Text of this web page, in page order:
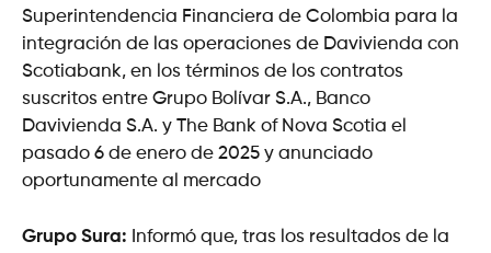
Superintendencia Financiera de Colombia para la
integración de las operaciones de Davivienda con
Scotiabank, en los términos de los contratos
suscritos entre Grupo Bolívar S.A., Banco
Davivienda S.A. y The Bank of Nova Scotia el
pasado 6 de enero de 2025 y anunciado
oportunamente al mercado
Grupo Sura: Informó que, tras los resultados de la